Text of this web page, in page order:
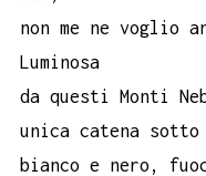
non me ne voglio
Luminosa
da questi Monti
unica catena
bianco e nero,